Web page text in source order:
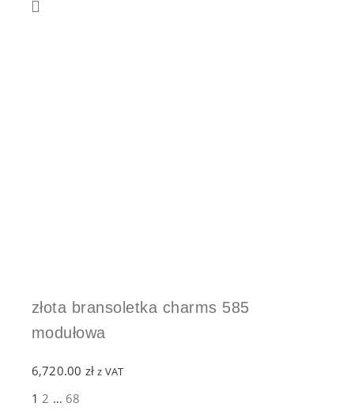
złota bransoletka charms 585
modułowa
6,720.00 zł z VAT
1 2 … 68